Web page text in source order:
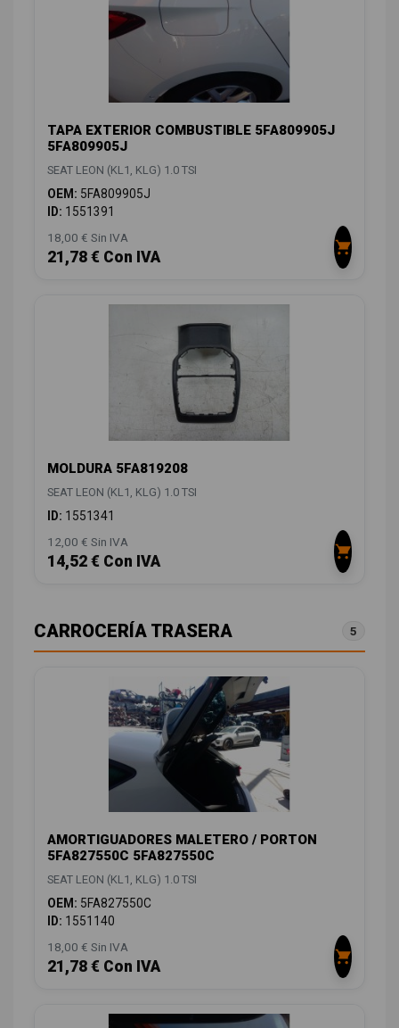
TAPA EXTERIOR COMBUSTIBLE 5FA809905J
5FA809905J
SEAT LEON (KL1, KLG) 1.0 TSI
OEM: 5FA809905J
ID: 1551391
18,00 € Sin IVA
21,78 € Con IVA
MOLDURA 5FA819208
SEAT LEON (KL1, KLG) 1.0 TSI
ID: 1551341
12,00 € Sin IVA
14,52 € Con IVA
CARROCERÍA TRASERA 5
AMORTIGUADORES MALETERO / PORTON
5FA827550C 5FA827550C
SEAT LEON (KL1, KLG) 1.0 TSI
OEM: 5FA827550C
ID: 1551140
18,00 € Sin IVA
21,78 € Con IVA